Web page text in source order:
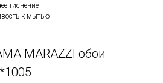
тиснение
к мытью
MARAZZI обои